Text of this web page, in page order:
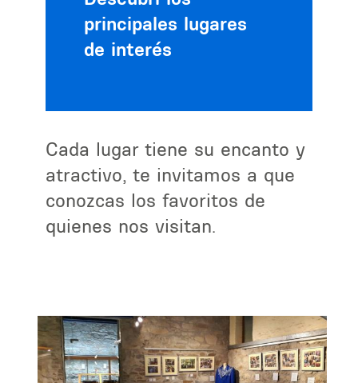
principales lugares
de interés
Cada lugar tiene su encanto y
atractivo, te invitamos a que
conozcas los favoritos de
quienes nos visitan.